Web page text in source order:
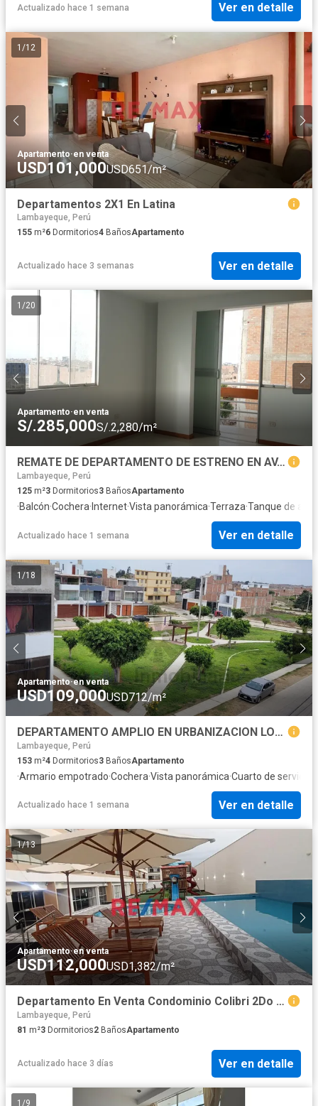
Actualizado hace 1 semana Ver en detalle
1 /12
Apartamento·en venta
USD101,000USD651/m²
Departamentos 2X1 En Latina
Lambayeque, Perú
155 m²6 Dormitorios4 BañosApartamento
Actualizado hace 3 semanas Ver en detalle
1 /20
Apartamento·en venta
S/.285,000S/.2,280/m²
REMATE DE DEPARTAMENTO DE ESTRENO EN AV. LAS AMERICAS DE CHICLAYO
Lambayeque, Perú
125 m²3 Dormitorios3 BañosApartamento
·Balcón·Cochera· Internet·Vista panorámica·Terraza·Tanque de
Actualizado hace 1 semana Ver en detalle
1 /18
Apartamento·en venta
USD109,000USD712/m²
DEPARTAMENTO AMPLIO EN URBANIZACION LOS SAUCES
Lambayeque, Perú
153 m²4 Dormitorios3 BañosApartamento
·Armario empotrado·Cochera·Vista panorámica·Cuarto de servicio
Actualizado hace 1 semana Ver en detalle
1/13
Apartamento·en venta
USD112,000USD1,382/m²
Departamento En Venta Condominio Colibri 2Do Piso
Lambayeque, Perú
81 m²3 Dormitorios2 BañosApartamento
Actualizado hace 3 días Ver en detalle
1 /9